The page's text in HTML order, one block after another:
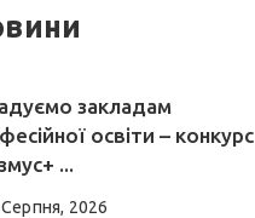
закладам
освіти – конкурс
...
2026